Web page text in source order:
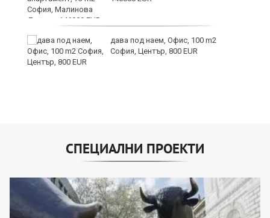
дава под наем, Офис, 100 m2
София, Център, 800 EUR
СПЕЦИАЛНИ ПРОЕКТИ